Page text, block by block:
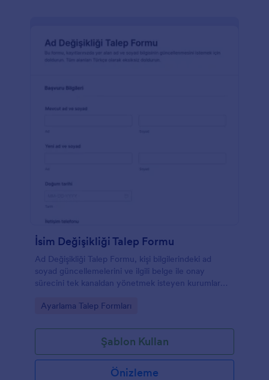
İsim Değişikliği Talep Formu
Ad Değişikliği Talep Formu, kişi bilgilerindeki ad
soyad güncellemelerini ve ilgili belge ile onay
sürecini tek kanaldan yönetmek isteyen kurumlar
Go to Category:
Ayarlama Talep Formları
Şablon Kullan
Önizleme